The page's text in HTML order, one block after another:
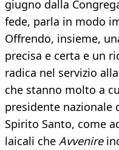
giugno dalla
fede, parla in modo
Offrendo, insieme,
precisa e certa e un
radica nel servizio
che stanno molto a
presidente nazionale
Spirito Santo, come
laicali che Avvenire